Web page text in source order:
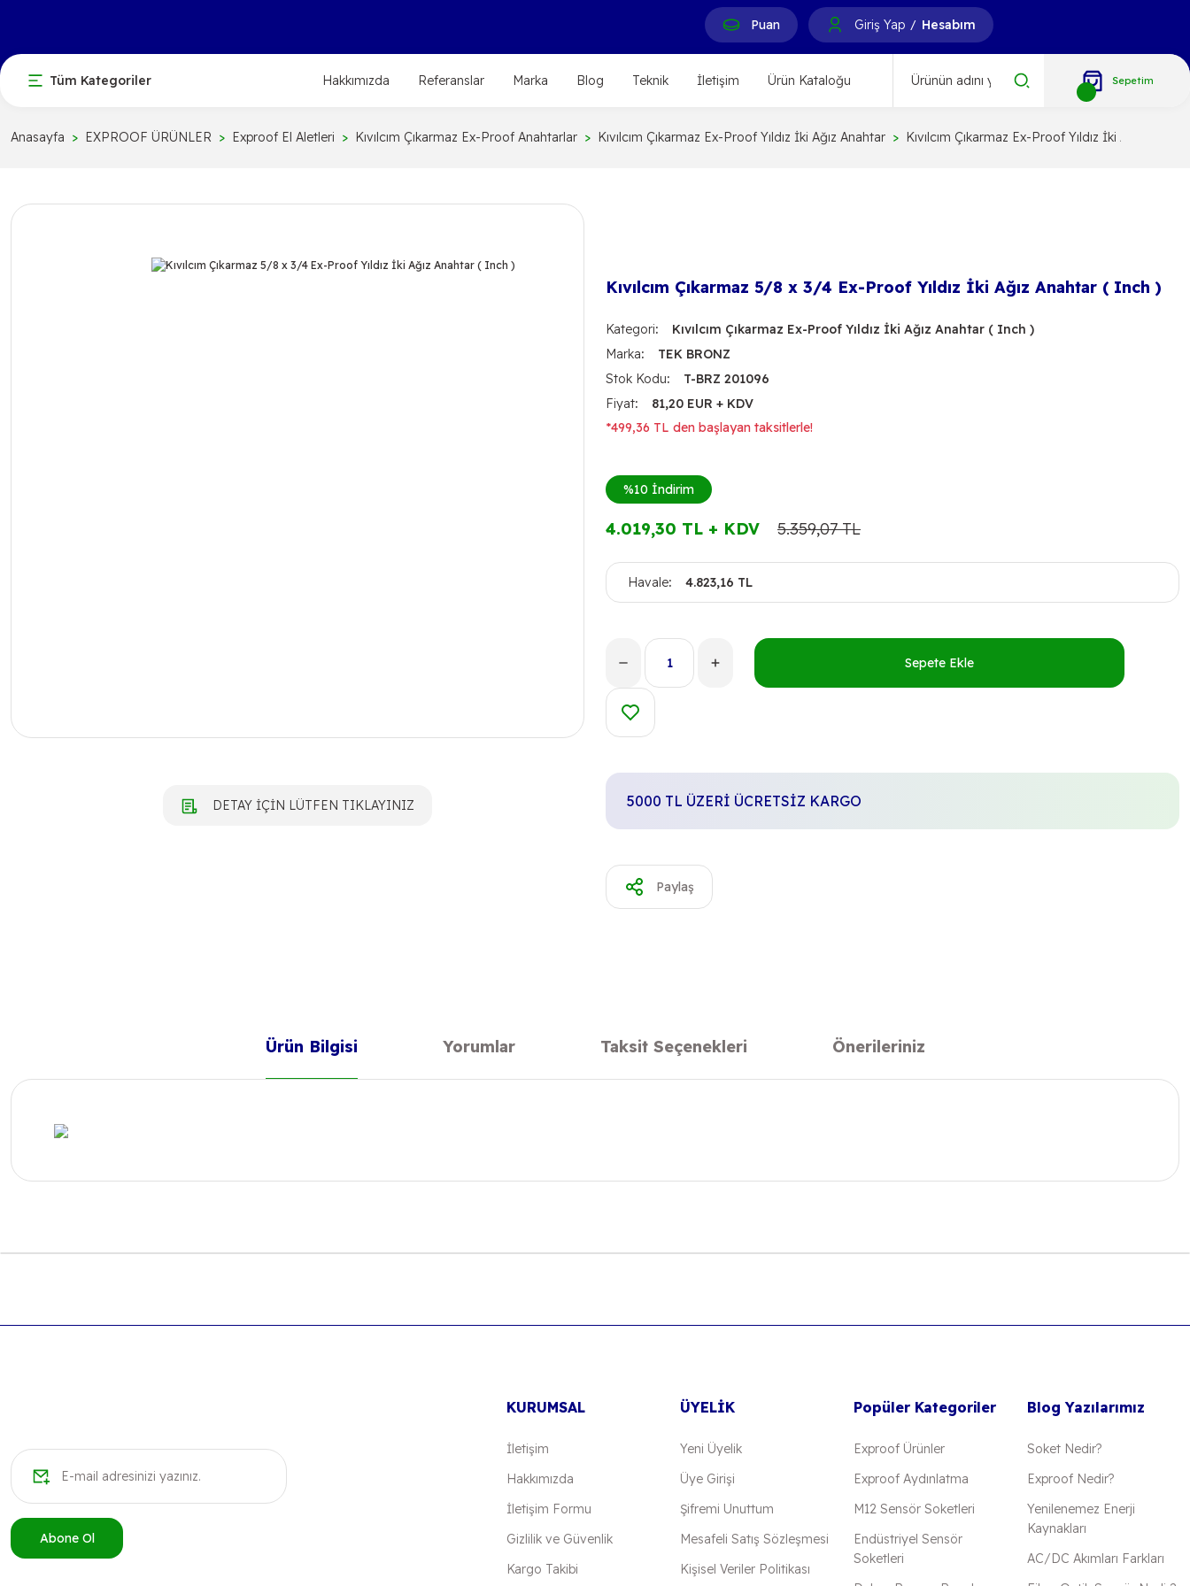
Puan Giriş Yap / Hesabım
Tüm Kategoriler Hakkımızda Referanslar Marka Blog Teknik İletişim Ürün Kataloğu Sepetim
Anasayfa EXPROOF ÜRÜNLER Exproof El Aletleri Kıvılcım Çıkarmaz Ex-Proof Anahtarlar Kıvılcım Çıkarmaz Ex-Proof Yıldız İki Ağız Anahtar Kıvılcım Çıkarmaz Ex-Proof Yıldız İki Ağız
DETAY İÇİN LÜTFEN TIKLAYINIZ
Kıvılcım Çıkarmaz 5/8 x 3/4 Ex-Proof Yıldız İki Ağız Anahtar ( Inch )
Kategori
Kıvılcım Çıkarmaz Ex-Proof Yıldız İki Ağız Anahtar ( Inch )
Marka
TEK BRONZ
Stok Kodu
T-BRZ 201096
Fiyat
81,20 EUR + KDV
*499,36 TL den başlayan taksitlerle!
%10 İndirim
4.019,30 TL + KDV 5.359,07 TL
Havale 4.823,16 TL
Sepete Ekle
5000 TL ÜZERİ ÜCRETSİZ KARGO
Paylaş
Ürün Bilgisi Yorumlar Taksit Seçenekleri Önerileriniz
Görüş ve önerileriniz için teşekkür ederiz.
Gönder
Abone Ol
KURUMSAL
İletişim
Hakkımızda
İletişim Formu
Gizlilik ve Güvenlik
Kargo Takibi
ÜYELİK
Yeni Üyelik
Üye Girişi
Şifremi Unuttum
Mesafeli Satış Sözleşmesi
Kişisel Veriler Politikası
Popüler Kategoriler
Exproof Ürünler
Exproof Aydınlatma
M12 Sensör Soketleri
Endüstriyel Sensör
Soketleri
Blog Yazılarımız
Soket Nedir?
Exproof Nedir?
Yenilenemez Enerji
Kaynakları
AC/DC Akımları Farkları